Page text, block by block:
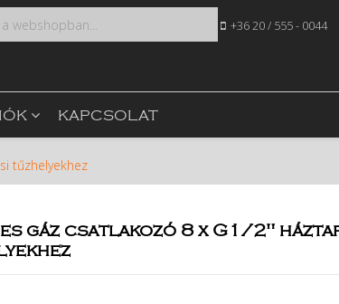
+36 20 / 555 - 0044
KAPCSOLAT
tűzhelyekhez
gáz csatlakozó 8 x G1/2"